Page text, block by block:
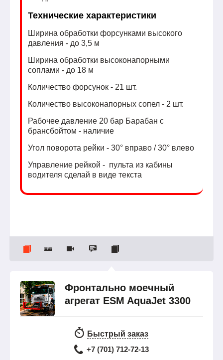
Технические характеристики
Ширина обработки форсунками высокого
давления - до 3,5 м
Ширина обработки высоконапорными
соплами - до 18 м
Количество форсунок - 21 шт.
Количество высоконапорных сопел - 2 шт.
Рабочее давление 20 бар Барабан с
брансбойтом - наличие
Угол поворота рейки - 30° вправо / 30° влево
Управление рейкой - пульта из кабины
водителя сделай в виде текста
Фронтально моечный
агрегат ESM AquaJet 3300
Быстрый заказ
+7 (701) 712-72-13